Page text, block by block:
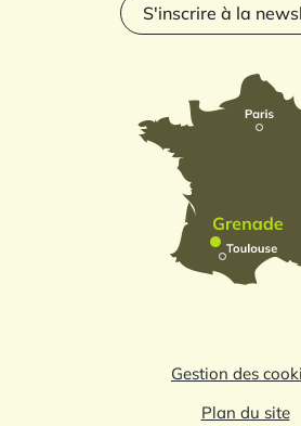
S'inscrire à la
Gestion des
Plan du site